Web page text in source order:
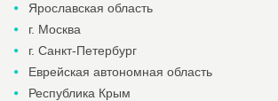
Ярославская область
г. Москва
г. Санкт-Петербург
Еврейская автономная область
Республика Крым